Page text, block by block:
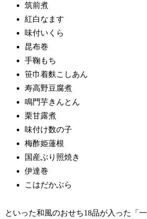
筑前煮
紅白なます
味付いくら
昆布巻
手鞠もち
笹巾着麩こしあん
寿高野豆腐煮
鳴門芋きんとん
栗甘露煮
味付け数の子
梅酢姫蓮根
国産ぶり照焼き
伊達巻
こはだかぶら
といった和風のおせち18品が入った「一